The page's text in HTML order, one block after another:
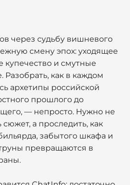
через судьбу вишневого
смену эпох: уходящее
купечество и смутные
как в каждом
архетипы российской
прошлого до
— непросто. Нужно не
сюжет, а проследить, как
забытого шкафа и
превращаются в